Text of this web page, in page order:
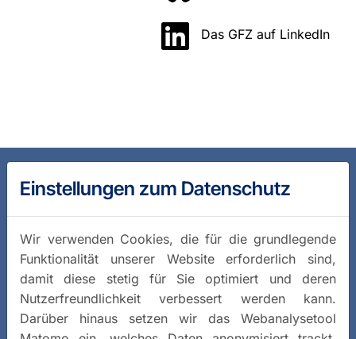
Das GFZ auf LinkedIn
Einstellungen zum Datenschutz
Wir verwenden Cookies, die für die grundlegende
Funktionalität unserer Website erforderlich sind,
damit diese stetig für Sie optimiert und deren
Nutzerfreundlichkeit verbessert werden kann.
Darüber hinaus setzen wir das Webanalysetool